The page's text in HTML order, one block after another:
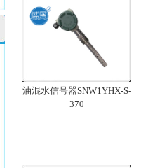
油混水信号器SNW1YHX-S-
370